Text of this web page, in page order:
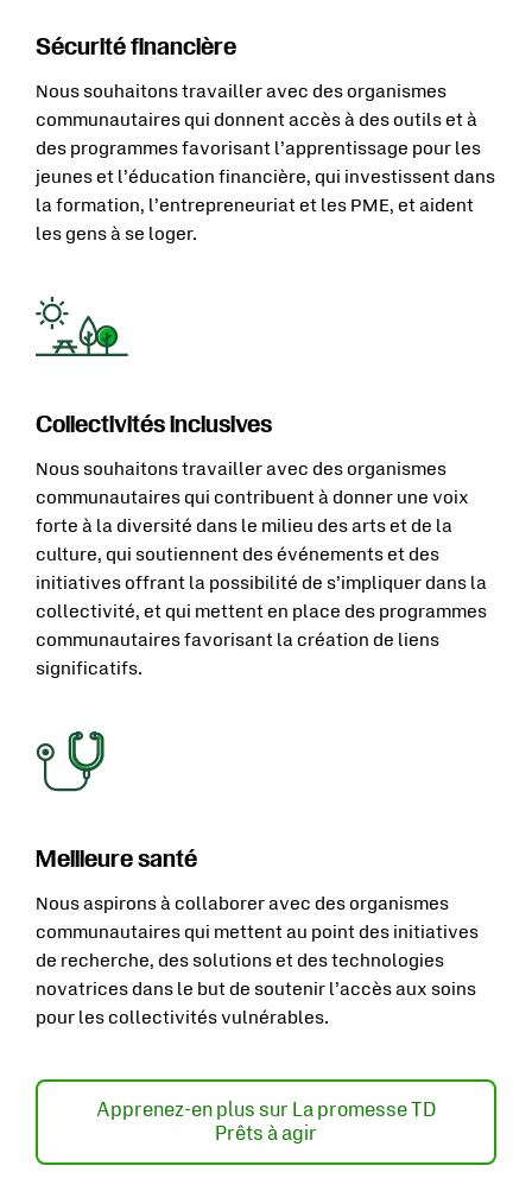
Sécurité financière
Nous souhaitons travailler avec des organismes
communautaires qui donnent accès à des outils et à
des programmes favorisant l’apprentissage pour les
jeunes et l’éducation financière, qui investissent dans
la formation, l’entrepreneuriat et les PME, et aident
les gens à se loger.
Collectivités inclusives
Nous souhaitons travailler avec des organismes
communautaires qui contribuent à donner une voix
forte à la diversité dans le milieu des arts et de la
culture, qui soutiennent des événements et des
initiatives offrant la possibilité de s’impliquer dans la
collectivité, et qui mettent en place des programmes
communautaires favorisant la création de liens
significatifs.
Meilleure santé
Nous aspirons à collaborer avec des organismes
communautaires qui mettent au point des initiatives
de recherche, des solutions et des technologies
novatrices dans le but de soutenir l’accès aux soins
pour les collectivités vulnérables.
Apprenez-en plus sur La promesse TD
Prêts à agirS'ouvre dans un nouvel